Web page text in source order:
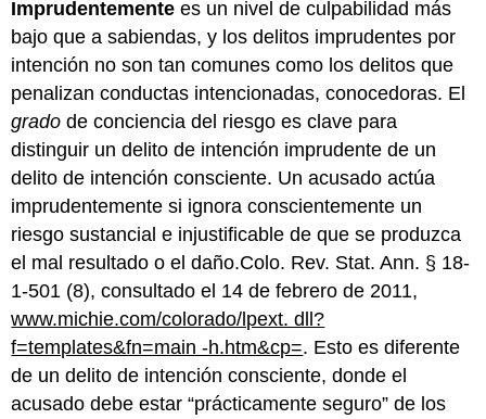
Imprudentemente es un nivel de culpabilidad más
bajo que a sabiendas, y los delitos imprudentes por
intención no son tan comunes como los delitos que
penalizan conductas intencionadas, conocedoras. El
grado de conciencia del riesgo es clave para
distinguir un delito de intención imprudente de un
delito de intención consciente. Un acusado actúa
imprudentemente si ignora conscientemente un
riesgo sustancial e injustificable de que se produzca
el mal resultado o el daño.Colo. Rev. Stat. Ann. § 18-
1-501 (8), consultado el 14 de febrero de 2011,
www.michie.com/colorado/lpext. dll?
f=templates&fn=main -h.htm&cp=. Esto es diferente
de un delito de intención consciente, donde el
acusado debe estar “prácticamente seguro” de los